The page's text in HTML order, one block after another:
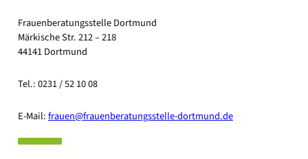
Frauenberatungsstelle Dortmund
Märkische Str. 212 – 218
44141 Dortmund
Tel.: 0231 / 52 10 08
E-Mail:frauen@frauenberatungsstelle-dortmund.de